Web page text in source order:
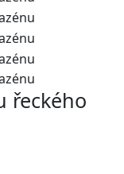
řeckého